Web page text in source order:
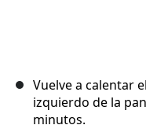
Vuelve a calentar
izquierdo de la
minutos.